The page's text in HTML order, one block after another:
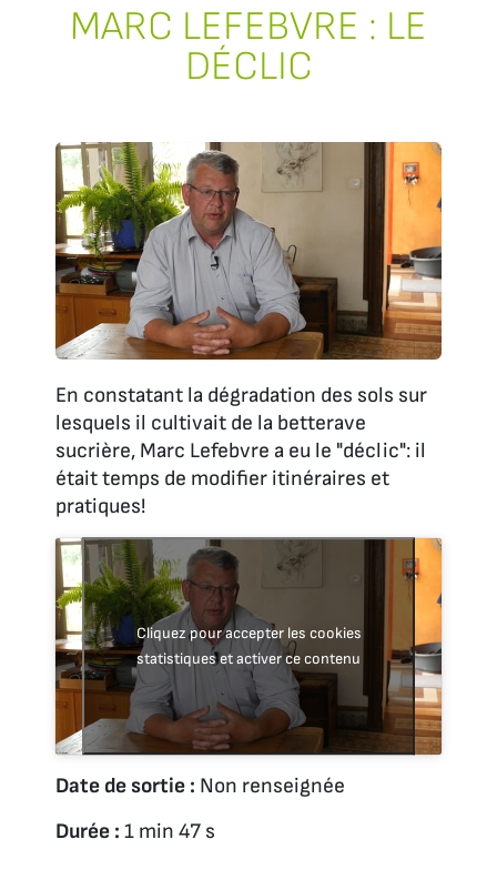
MARC LEFEBVRE : LE
DÉCLIC
En constatant la dégradation des sols sur
lesquels il cultivait de la betterave
sucrière, Marc Lefebvre a eu le "déclic": il
était temps de modifier itinéraires et
pratiques!
Cliquez pour accepter les cookies
statistiques et activer ce contenu
Date de sortie : Non renseignée
Durée : 1 min 47 s